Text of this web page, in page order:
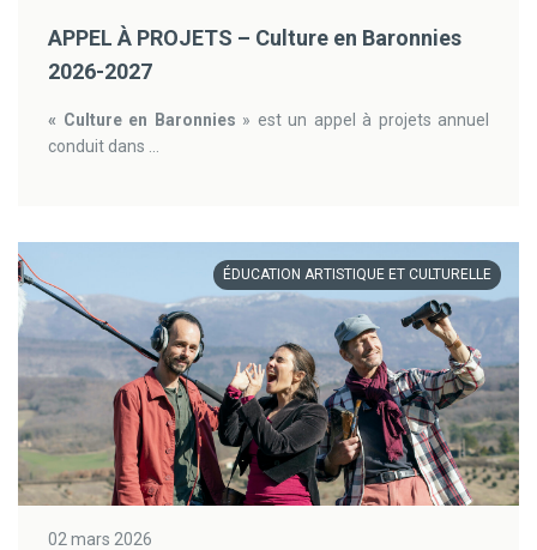
APPEL À PROJETS – Culture en Baronnies
2026-2027
« Culture en Baronnies » est un appel à projets annuel
conduit dans ...
ÉDUCATION ARTISTIQUE ET CULTURELLE
02 mars 2026